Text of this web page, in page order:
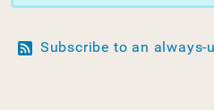
Subscribe to an always-